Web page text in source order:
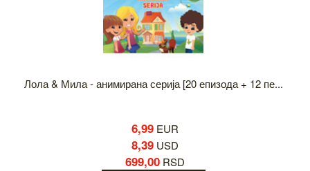
Лола & Мила - анимирана серија [20 епизода + 12 пе...
6,99 EUR
8,39 USD
699,00 RSD